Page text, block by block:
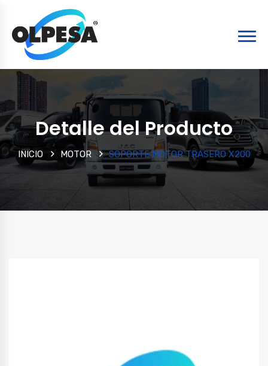
Detalle del Producto
INICIO MOTOR SOPORTE MOTOR TRASERO X200